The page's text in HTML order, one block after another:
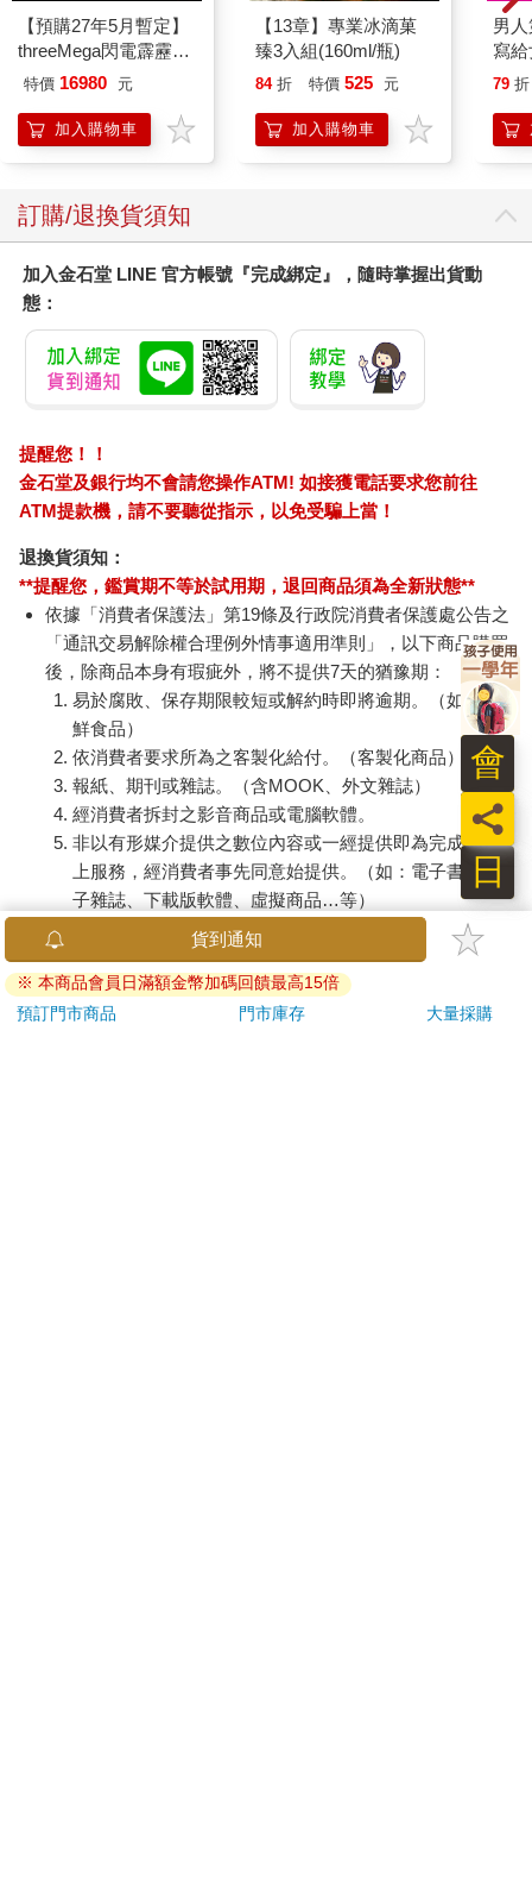
俗的陣頭，其成員於該日清晨約四點左右，便需陸續來到該陣頭
所屬的廟堂內，準備接受畫師為其彩繪所屬的臉譜，稱之為「開
臉」。開臉對於陣頭成員是相當重要的過程，可「讓原本的
『我』成為「化妝了的我』，在打臉譜的『面具』之下，隱藏了
的『我』，卻以模擬的形象重新出現。⋯⋯如此暫時性的角色互
換，使之完全獲致了中介狀態的模糊、曖昧，連觀看者也受激於
這一狂熱氣氛而融入其中，這是凡俗生活所未之能有的神聖性狀
神將在清晨「開臉」前，會先由旁人捧著香煙繚繞的淨香（小型
香爐），為該成員身上前前後後薰繞一下，以示「淨身」之意。
而畫師在正式「開臉」前，也需將其畫筆放在該香爐上薰一下，
也是「清淨」之意，此後才可開始為成員繪上其特屬的臉譜。這
種「開臉」前為神將「淨身」的作用，便是明顯地區隔神將裝扮
者，從「日常」、「俗世」的我即將轉化成「非常」、「神聖」
的我之重要過程。
開臉時基本上是粗面的部分先打，細面的部分較晚打，而且是顏
大塊的部分是由畫師以手指塗抹為主，細部則以毛筆繪上，後來
有西洋水彩筆引進後，才再加上水彩筆的引用。至於使用的顏料
多為戲劇用油彩，早期的顏料較為自然，後來因有外國進口的顏
當神將被彩繪時，臉譜範本多放在畫師身邊，至於所繪臉譜的由
來，歷史較悠久的陣頭，則有由老一輩流傳下來的手繪本，如林
谷容先生手邊即保留有下頭角宋江陣的手繪臉譜本，有的是在前
幾科彩繪好後，以拍照的方式保留照片提供下一次繪臉時的參
考，例如共善堂即是。若屬成立歷史較晚的陣頭，其初次的臉譜
則可能根據神將示現給神像雕刻師時的金身作為參考，後來再以
拍照存檔的方式為參考，例如豐隆堂十三金甲戰帥便是。
由於東港丁丑科迎王（民國八十六年）十九個參加繞境活動的陣
頭中，只有三團宋江陣和一團白鶴陣等四個陣頭沒有開臉的習
俗，其餘十五個陣頭皆有開臉。因此所繪臉譜的特徵，依其所屬
的性質而相當不同，其中十三太保、下頭角宋江陣部分成員、以
及五位五毒大神、部分家司、神將等，屬於粉面打扮；其餘開路
先鋒的小差、其他差爺、家將、聖將等，多數則為特殊而奇異的
花臉裝扮。
臉譜彩繪的特徵上，有的會以其所扮演的神將之稱諱，或可以掌
握表現其神格的特色以呈現其特徵，或是會在複雜的臉譜上加上
一些特殊的符號，以示身分的辨識基礎。例如：碧靈堂的三叉五
大神將中，因有青將、紅將、黑將、白將和黃將的稱諱，所以便
【預購27年5月暫定】
threeMega閃電霹靂車
VA Hi-SPEC UNITED
SIREN 黑色限定
特價 16980 元
加入購物車
【13章】專業冰滴菓
臻3入組(160ml/瓶)
84 折 特價 525 元
加入購物車
男
寫
79 折
訂購/退換貨須知
加入金石堂 LINE 官方帳號『完成綁定』，隨時掌握出貨動
態：
提醒您！！
金石堂及銀行均不會請您操作ATM! 如接獲電話要求您前往
ATM提款機，請不要聽從指示，以免受騙上當！
退換貨須知：
**提醒您，鑑賞期不等於試用期，退回商品須為全新狀態**
依據「消費者保護法」第19條及行政院消費者保護處公告之
「通訊交易解除權合理例外情事適用準則」，以下商品購買
後，除商品本身有瑕疵外，將不提供7天的猶豫期：
易於腐敗、保存期限較短或解約時即將逾期。（如：生
鮮食品）
依消費者要求所為之客製化給付。（客製化商品）
報紙、期刊或雜誌。（含MOOK、外文雜誌）
經消費者拆封之影音商品或電腦軟體。
非以有形媒介提供之數位內容或一經提供即為完成之線
上服務，經消費者事先同意始提供。（如：電子書、電
子雜誌、下載版軟體、虛擬商品…等）
已拆封之個人衛生用品。（如：內衣褲、刮鬍刀、除毛
若非上列種類商品，均享有到貨7天的猶豫期（含例假
日）。
貨到通知
※ 本商品會員日滿額金幣加碼回饋最高15倍
預訂門市商品
門市庫存 大量採購
日
員
會